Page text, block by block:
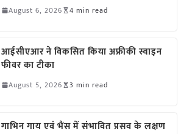
August 6, 2026 4 min read
आईसीएआर ने विकसित किया अफ्रीकी स्वाइन
फीवर का टीका
August 5, 2026 3 min read
गाभिन गाय एवं भैंस में संभावित प्रसव के लक्षण